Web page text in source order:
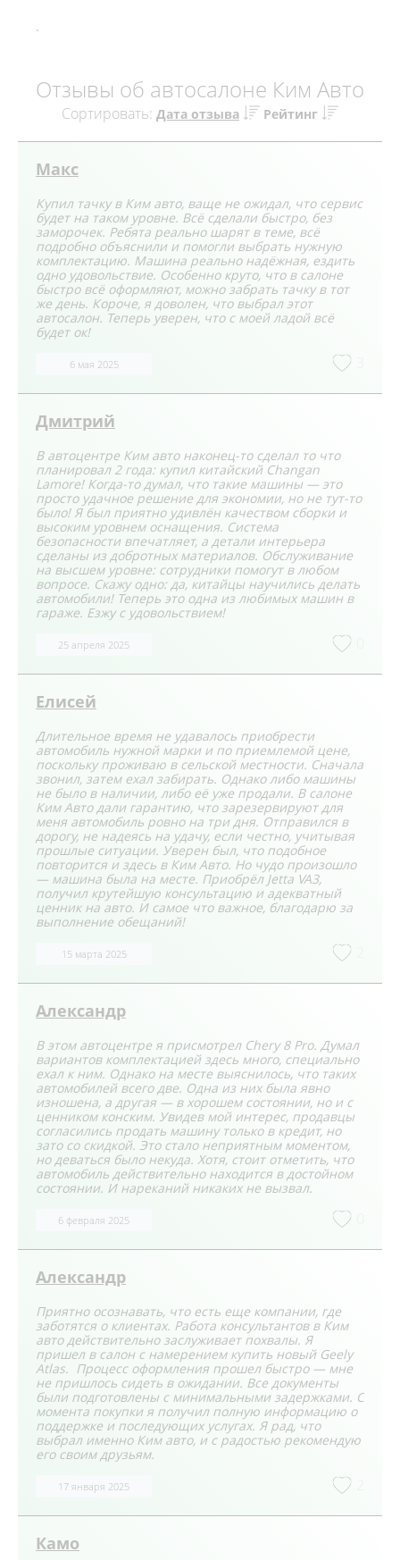
.
Отзывы об автосалоне Ким Авто
Сортировать: Дата отзыва Рейтинг
Макс
Купил тачку в Ким авто, ваще не ожидал, что сервис
будет на таком уровне. Всё сделали быстро, без
заморочек. Ребята реально шарят в теме, всё
подробно объяснили и помогли выбрать нужную
комплектацию. Машина реально надёжная, ездить
одно удовольствие. Особенно круто, что в салоне
быстро всё оформляют, можно забрать тачку в тот
же день. Короче, я доволен, что выбрал этот
автосалон. Теперь уверен, что с моей ладой всё
будет ок!
6 мая 2025
Дмитрий
В автоцентре Ким авто наконец-то сделал то что
планировал 2 года: купил китайский Changan
Lamore! Когда-то думал, что такие машины — это
просто удачное решение для экономии, но не тут-то
было! Я был приятно удивлён качеством сборки и
высоким уровнем оснащения. Система
безопасности впечатляет, а детали интерьера
сделаны из добротных материалов. Обслуживание
на высшем уровне: сотрудники помогут в любом
вопросе. Скажу одно: да, китайцы научились делать
автомобили! Теперь это одна из любимых машин в
гараже. Езжу с удовольствием!
25 апреля 2025
Елисей
Длительное время не удавалось приобрести
автомобиль нужной марки и по приемлемой цене,
поскольку проживаю в сельской местности. Сначала
звонил, затем ехал забирать. Однако либо машины
не было в наличии, либо её уже продали. В салоне
Ким Авто дали гарантию, что зарезервируют для
меня автомобиль ровно на три дня. Отправился в
дорогу, не надеясь на удачу, если честно, учитывая
прошлые ситуации. Уверен был, что подобное
повторится и здесь в Ким Авто. Но чудо произошло
— машина была на месте. Приобрёл Jetta VA3,
получил крутейшую консультацию и адекватный
ценник на авто. И самое что важное, благодарю за
выполнение обещаний!
15 марта 2025
Александр
В этом автоцентре я присмотрел Chery 8 Pro. Думал
вариантов комплектацией здесь много, специально
ехал к ним. Однако на месте выяснилось, что таких
автомобилей всего две. Одна из них была явно
изношена, а другая — в хорошем состоянии, но и с
ценником конским. Увидев мой интерес, продавцы
согласились продать машину только в кредит, но
зато со скидкой. Это стало неприятным моментом,
но деваться было некуда. Хотя, стоит отметить, что
автомобиль действительно находится в достойном
состоянии. И нареканий никаких не вызвал.
6 февраля 2025
Александр
Приятно осознавать, что есть еще компании, где
заботятся о клиентах. Работа консультантов в Ким
авто действительно заслуживает похвалы. Я
пришел в салон с намерением купить новый Geely
Atlas. Процесс оформления прошел быстро — мне
не пришлось сидеть в ожидании. Все документы
были подготовлены с минимальными задержками. С
момента покупки я получил полную информацию о
поддержке и последующих услугах. Я рад, что
выбрал именно Ким авто, и с радостью рекомендую
его своим друзьям.
17 января 2025
Камо